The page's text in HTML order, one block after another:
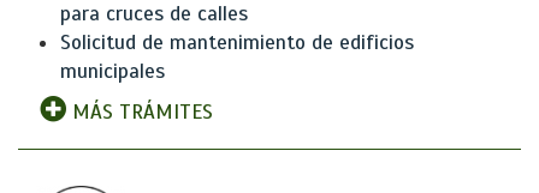
para cruces de calles
Solicitud de mantenimiento de edificios
municipales
MÁS TRÁMITES